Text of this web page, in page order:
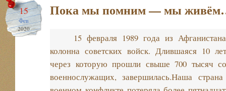
15
Фев
2020
Пока мы помним — мы
15 февраля 1989 года из
колонна советских войск. Длившаяся 10
через которую прошли свыше 700 тысяч
военнослужащих, завершилась.Наша